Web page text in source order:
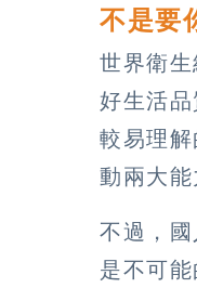
不是要
世界衛
好生活
較易理
動兩大能
不過，
是不可